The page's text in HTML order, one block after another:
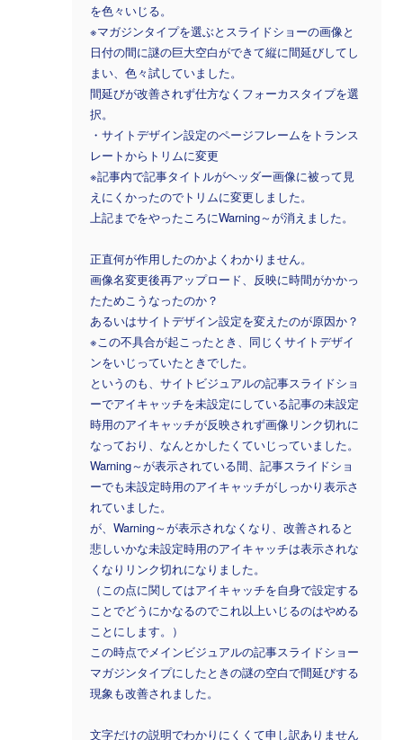
を色々いじる。
※マガジンタイプを選ぶとスライドショーの画像と
日付の間に謎の巨大空白ができて縦に間延びしてし
まい、色々試していました。
間延びが改善されず仕方なくフォーカスタイプを選
択。
・サイトデザイン設定のページフレームをトランス
レートからトリムに変更
※記事内で記事タイトルがヘッダー画像に被って見
えにくかったのでトリムに変更しました。
上記までをやったころにWarning～が消えました。
正直何が作用したのかよくわかりません。
画像名変更後再アップロード、反映に時間がかかっ
たためこうなったのか？
あるいはサイトデザイン設定を変えたのが原因か？
※この不具合が起こったとき、同じくサイトデザイ
ンをいじっていたときでした。
というのも、サイトビジュアルの記事スライドショ
ーでアイキャッチを未設定にしている記事の未設定
時用のアイキャッチが反映されず画像リンク切れに
なっており、なんとかしたくていじっていました。
Warning～が表示されている間、記事スライドショ
ーでも未設定時用のアイキャッチがしっかり表示さ
れていました。
が、Warning～が表示されなくなり、改善されると
悲しいかな未設定時用のアイキャッチは表示されな
くなりリンク切れになりました。
（この点に関してはアイキャッチを自身で設定する
ことでどうにかなるのでこれ以上いじるのはやめる
ことにします。）
この時点でメインビジュアルの記事スライドショー
マガジンタイプにしたときの謎の空白で間延びする
現象も改善されました。
文字だけの説明でわかりにくくて申し訳ありません